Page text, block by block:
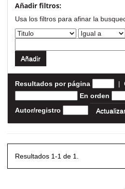
Añadir filtros:
Usa los filtros para afinar la
Resultados por página |
En orden
Autor/registro
Resultados 1-1 de 1.